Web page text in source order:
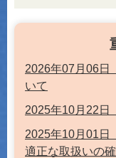
2026年07月06
いて
2025年10月22
2025年10月01
適正な取扱いの